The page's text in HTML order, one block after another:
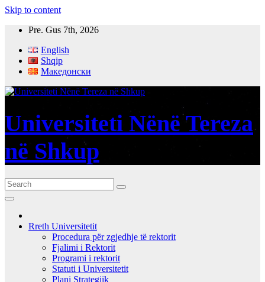
Skip to content
Pre. Gus 7th, 2026
English
Shqip
Македонски
Universiteti Nënë Tereza
në Shkup
Rreth Universitetit
Procedura për zgjedhje të rektorit
Fjalimi i Rektorit
Programi i rektorit
Statuti i Universitetit
Plani Strategjik